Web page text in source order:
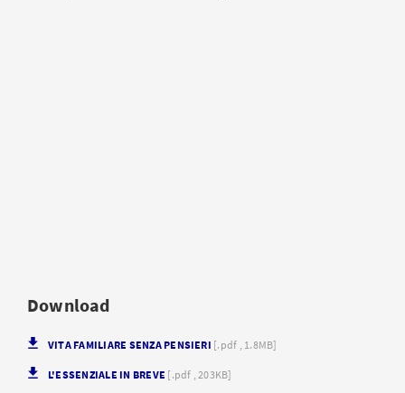
Download
VITA FAMILIARE SENZA PENSIERI [.pdf , 1.8MB]
L'ESSENZIALE IN BREVE [.pdf , 203KB]